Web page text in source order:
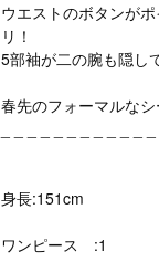
ウエストのボタンが
リ！
5部袖が二の腕も隠
春先のフォーマルなシ
身長:151cm
ワンピース :1